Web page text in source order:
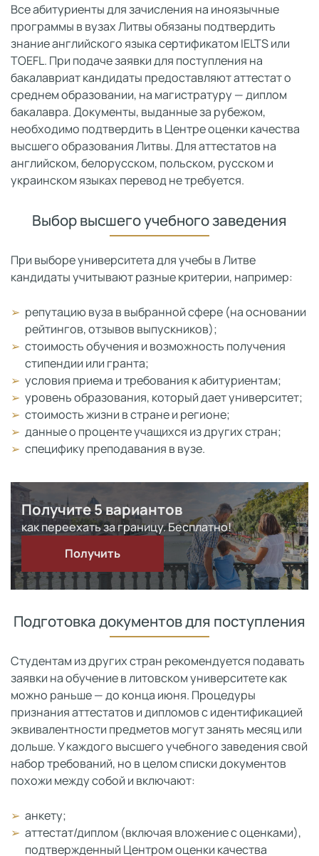
Все абитуриенты для зачисления на иноязычные
программы в вузах Литвы обязаны подтвердить
знание английского языка сертификатом IELTS или
TOEFL. При подаче заявки для поступления на
бакалавриат кандидаты предоставляют аттестат о
среднем образовании, на магистратуру — диплом
бакалавра. Документы, выданные за рубежом,
необходимо подтвердить в Центре оценки качества
высшего образования Литвы. Для аттестатов на
английском, белорусском, польском, русском и
украинском языках перевод не требуется.
Выбор высшего учебного заведения
При выборе университета для учебы в Литве
кандидаты учитывают разные критерии, например:
репутацию вуза в выбранной сфере (на основании
рейтингов, отзывов выпускников);
стоимость обучения и возможность получения
стипендии или гранта;
условия приема и требования к абитуриентам;
уровень образования, который дает университет;
стоимость жизни в стране и регионе;
данные о проценте учащихся из других стран;
специфику преподавания в вузе.
Получите 5 вариантов
как переехать за границу. Бесплатно!
Получить
Подготовка документов для поступления
Студентам из других стран рекомендуется подавать
заявки на обучение в литовском университете как
можно раньше — до конца июня. Процедуры
признания аттестатов и дипломов с идентификацией
эквивалентности предметов могут занять месяц или
дольше. У каждого высшего учебного заведения свой
набор требований, но в целом списки документов
похожи между собой и включают:
анкету;
аттестат/диплом (включая вложение с оценками),
подтвержденный Центром оценки качества